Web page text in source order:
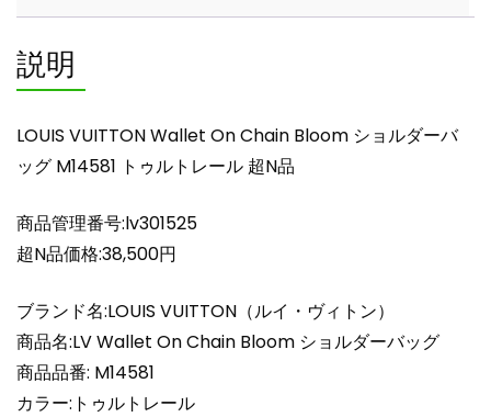
グ
ト
ゥ
ト
レ
ル
超
品
個
説明
LOUIS VUITTON Wallet On Chain Bloom ショルダーバ
ッグ M14581 トゥルトレール 超N品
商品管理番号:lv301525
超N品価格:38,500円
ブランド名:LOUIS VUITTON（ルイ・ヴィトン）
商品名:LV Wallet On Chain Bloom ショルダーバッグ
商品品番: M14581
カラー:トゥルトレール